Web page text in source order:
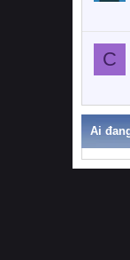
C
Ai